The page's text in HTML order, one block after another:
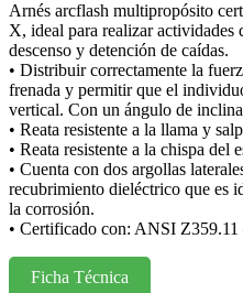
Arnés arcflash multipropósito
X, ideal para realizar actividades
descenso y detención de caídas.
• Distribuir correctamente la
frenada y permitir que el
vertical. Con un ángulo de
• Reata resistente a la llama y
• Reata resistente a la chispa del
• Cuenta con dos argollas
recubrimiento dieléctrico que es
la corrosión.
• Certificado con: ANSI Z359.11
Ficha Técnica